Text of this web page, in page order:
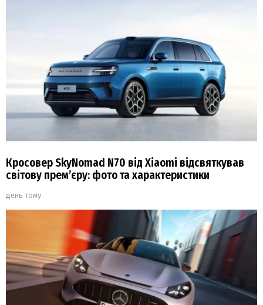
Кросовер SkyNomad N70 від Xiaomi відсвяткував
світову прем’єру: фото та характеристики
день тому